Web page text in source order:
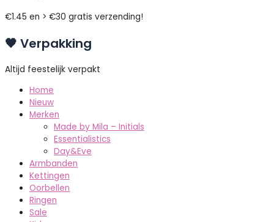
€1.45 en > €30 gratis verzending!
🖤 Verpakking
Altijd feestelijk verpakt
Home
Nieuw
Merken
Made by Mila – Initials
Essentialistics
Day&Eve
Armbanden
Kettingen
Oorbellen
Ringen
Sale